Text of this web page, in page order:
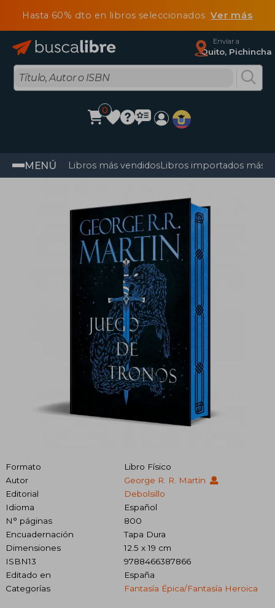
Hasta 60% dto en libros seleccionadosVer más
Enviar a
Quito, Pichincha
0
MENÚ Libros más vendidosLibros importados más
Formato
Libro Físico
Autor
George R. R. Martin
Editorial
Debolsillo
Idioma
Español
N° páginas
800
Encuadernación
Tapa Dura
Dimensiones
12.5 x 19 cm
ISBN13
9788466387866
Editado en
España
Categorías
Fantasía Épica/fantasía Heroica